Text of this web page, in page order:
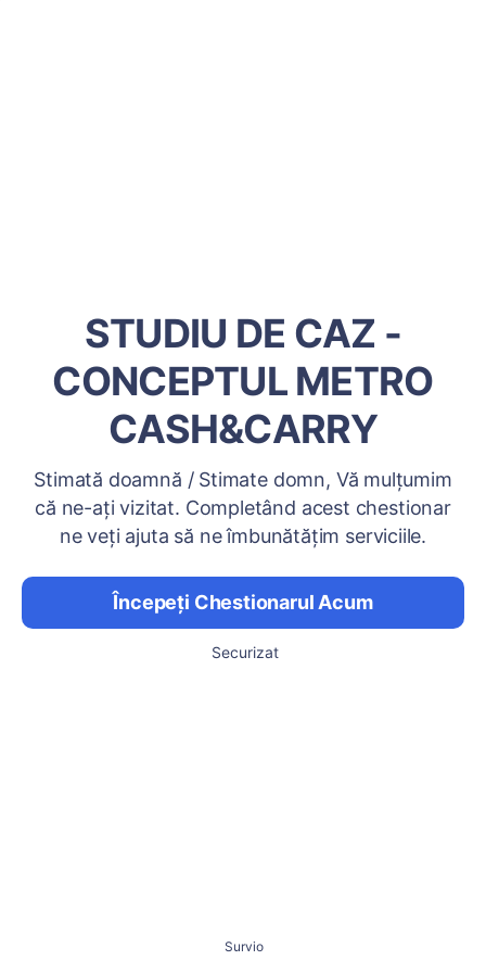
STUDIU DE CAZ -
CONCEPTUL METRO
CASH&CARRY
Stimată doamnă / Stimate domn, Vă mulțumim
că ne-ați vizitat. Completând acest chestionar
ne veți ajuta să ne îmbunătățim serviciile.
Începeți Chestionarul Acum
Securizat
Survio